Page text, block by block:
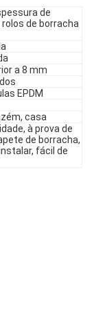
de
de borracha
a 8 mm
EPDM
casa
à prova de
de borracha,
fácil de